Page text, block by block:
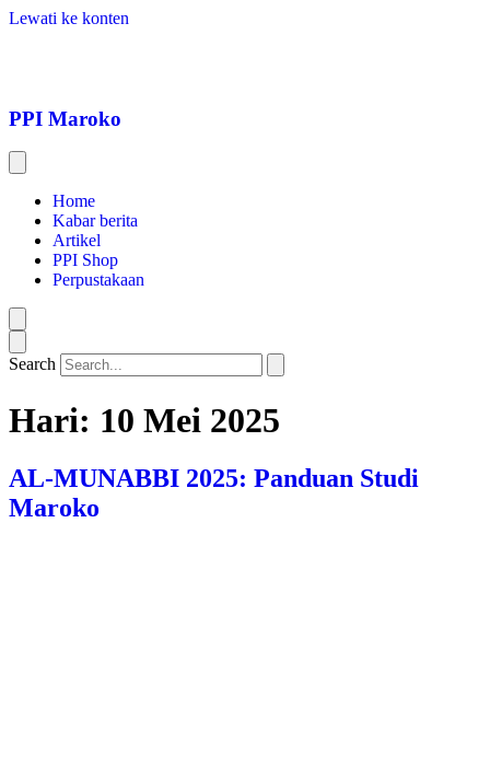
Lewati ke konten
PPI Maroko
Home
Kabar berita
Artikel
PPI Shop
Perpustakaan
Search
Hari: 10 Mei 2025
AL-MUNABBI 2025: Panduan Studi
Maroko